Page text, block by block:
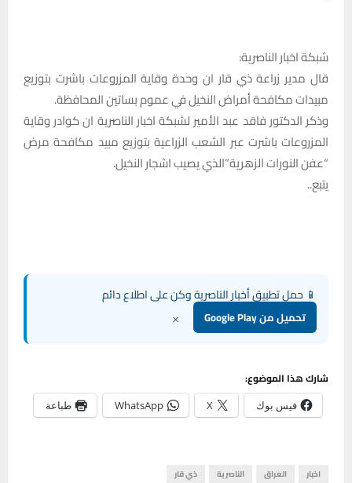
شبكة اخبار الناصرية:
قال مدير زراعة ذي قار ان وحدة وقاية المزروعات باشرت بتوزيع
مبيدات مكافحة أمراض النخيل في عموم بساتين المحافظة.
وذكر الدكتور فاقد عبد الأمير لشبكة اخبار الناصرية ان كوادر وقاية
المزروعات باشرت عبر الشعب الزراعية بتوزيع مبيد مكافحة مرض
“عفن النورات الزهرية”الذي يصيب اشجار النخيل.
يتبع..
📱 حمل تطبيق أخبار الناصرية وكن على اطلاع دائم
تحميل من Google Play ×
شارك هذا الموضوع:
فيس بوك X
WhatsApp طباعة
اخبار العراق الناصرية ذي قار